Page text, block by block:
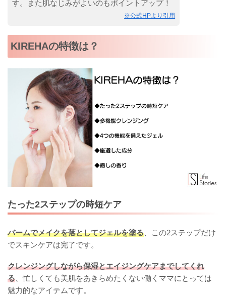
す。また肌なじみがよいのもポイントアップ！
※公式HPより引用
KIREHAの特徴は？
たった2ステップの時短ケア
バームでメイクを落としてジェルを塗る 、この2ステップだけ
でスキンケアは完了です。
クレンジングしながら保湿とエイジングケアまでしてくれ
る 、忙しくても美肌をあきらめたくない働くママにとっては
魅力的なアイテムです。